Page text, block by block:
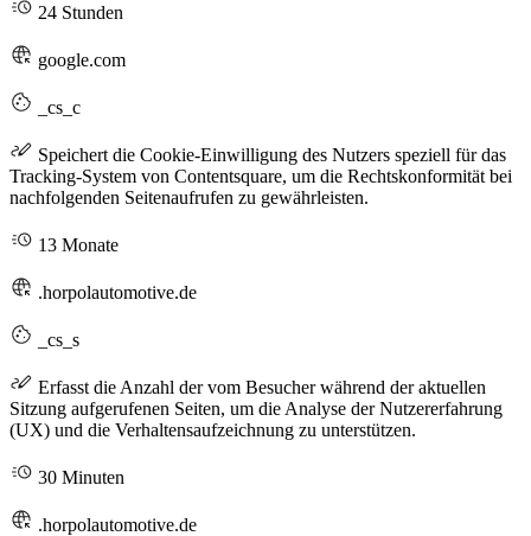
24 Stunden
google.com
_cs_c
Speichert die Cookie-Einwilligung des Nutzers speziell für das
Tracking-System von Contentsquare, um die Rechtskonformität bei
nachfolgenden Seitenaufrufen zu gewährleisten.
13 Monate
.horpolautomotive.de
_cs_s
Erfasst die Anzahl der vom Besucher während der aktuellen
Sitzung aufgerufenen Seiten, um die Analyse der Nutzererfahrung
(UX) und die Verhaltensaufzeichnung zu unterstützen.
30 Minuten
.horpolautomotive.de